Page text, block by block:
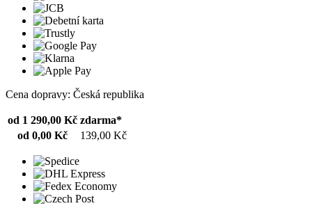
Cena dopravy: Česká republika
od 1 290,00 Kč zdarma*
od 0,00 Kč
139,00 Kč